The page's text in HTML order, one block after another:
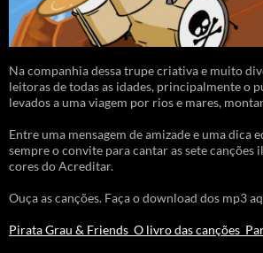
Na companhia dessa trupe criativa e muito
leitoras de todas as idades, principalmente o
levados a uma viagem por rios e mares,
Entre uma mensagem de amizade e uma dica
sempre o convite para cantar as sete canções
cores do Acreditar.
Ouça as canções. Faça o download dos mp3
Pirata Grau & Friends_O livro das